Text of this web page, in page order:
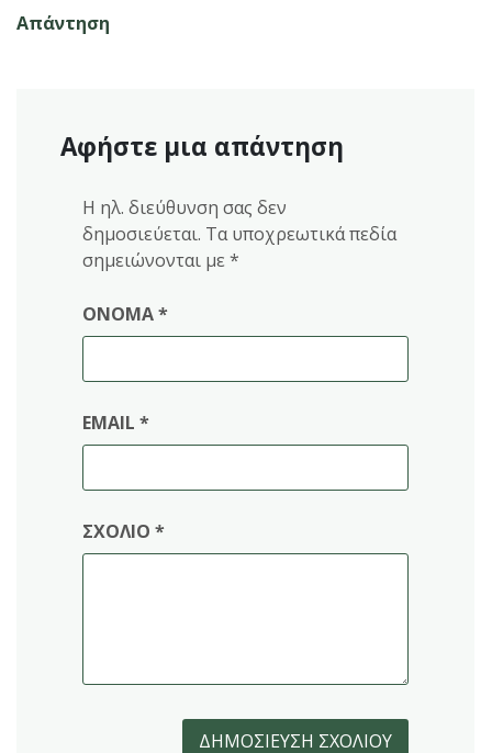
Απάντηση
Αφήστε μια απάντηση
Η ηλ. διεύθυνση σας δεν
δημοσιεύεται. Τα υποχρεωτικά πεδία
σημειώνονται με *
ΌΝΟΜΑ*
EMAIL *
ΣΧΌΛΙΟ *